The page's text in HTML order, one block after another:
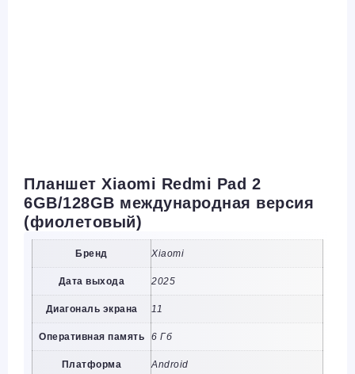
Планшет Xiaomi Redmi Pad 2
6GB/128GB международная версия
(фиолетовый)
Бренд Xiaomi
Дата выхода 2025
Диагональ экрана 11
Оперативная память 6 Гб
Платформа Android